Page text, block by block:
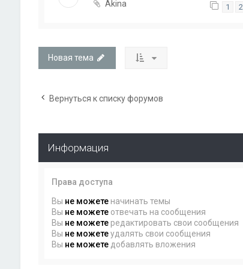
Akina 1 2
Новая тема
Вернуться к списку форумов
Информация
Права доступа
Вы не можетеначинать темы
Вы не можетеотвечать на сообщения
Вы не можетередактировать свои сообщения
Вы не можетеудалять свои сообщения
Вы не можетедобавлять вложения